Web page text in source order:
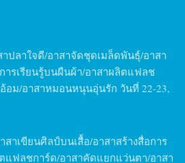
ปลาใจดี/อาสาจัดชุดเมล็ดพันธุ์/อาสา
ารเรียนรู้บนผืนผ้า/อาสาผลิตแฟลช
อ้อม/อาสาหมอนหนุนอุ่นรัก วันที่ 22-23,
สาเขียนศิลป์บนเสื้อ/อาสาสร้างสื่อการ
แฟลชการ์ด/อาสาคัดแยกแว่นตา/อาสา